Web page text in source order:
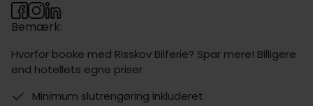
Bemærk:
Hvorfor booke med Risskov Bilferie? Spar mere! Billigere
end hotellets egne priser
Minimum slutrengøring inkluderet